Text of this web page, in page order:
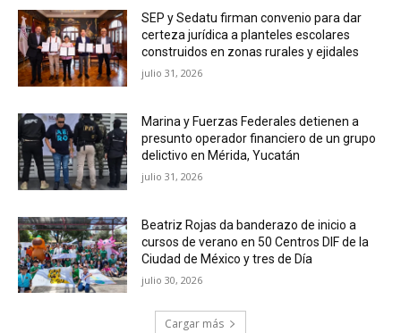
SEP y Sedatu firman convenio para dar
certeza jurídica a planteles escolares
construidos en zonas rurales y ejidales
julio 31, 2026
Marina y Fuerzas Federales detienen a
presunto operador financiero de un grupo
delictivo en Mérida, Yucatán
julio 31, 2026
Beatriz Rojas da banderazo de inicio a
cursos de verano en 50 Centros DIF de la
Ciudad de México y tres de Día
julio 30, 2026
Cargar más